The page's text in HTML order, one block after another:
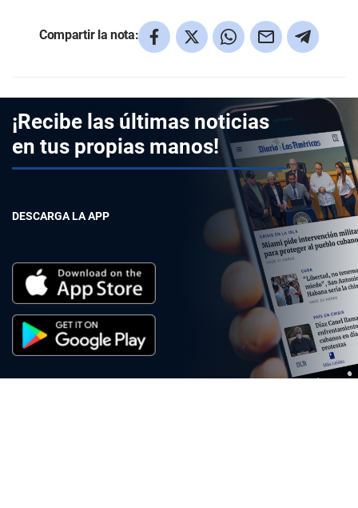
Compartir la nota:
¡Recibe las últimas noticias
en tus propias manos!
DESCARGA LA APP